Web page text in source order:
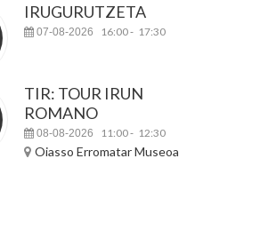
IRUGURUTZETA
07-08-2026 16:00- 17:30
TIR: TOUR IRUN
ROMANO
08-08-2026 11:00- 12:30
Oiasso Erromatar Museoa